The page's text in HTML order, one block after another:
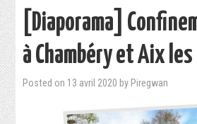
[Diaporama]
à Chambéry et Aix
Posted on 13 avril 2020 by Piregwan